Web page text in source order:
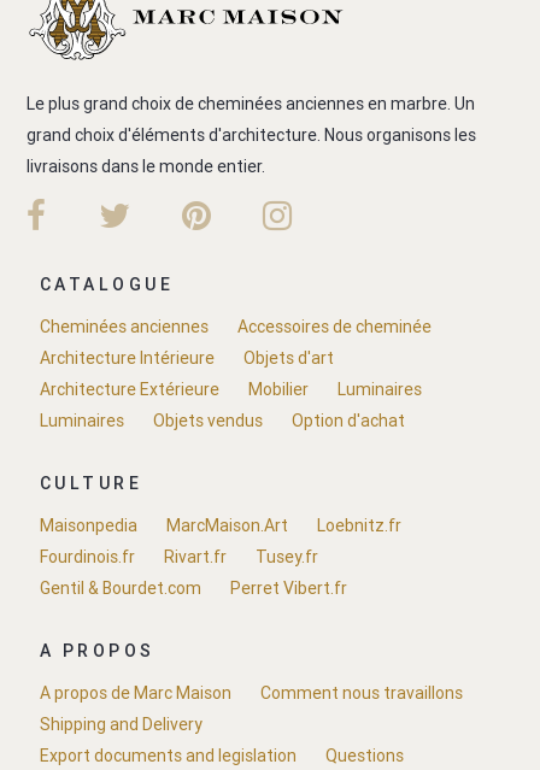
Le plus grand choix de cheminées anciennes en marbre. Un
grand choix d'éléments d'architecture. Nous organisons les
livraisons dans le monde entier.
CATALOGUE
Cheminées anciennes
Accessoires de cheminée
Architecture Intérieure
Objets d'art
Architecture Extérieure
Mobilier
Luminaires
Luminaires
Objets vendus Option d'achat
CULTURE
Maisonpedia
MarcMaison.Art
Loebnitz.fr
Fourdinois.fr
Rivart.fr
Tusey.fr
Gentil & Bourdet.com
Perret Vibert.fr
A PROPOS
A propos de Marc Maison
Comment nous travaillons
Shipping and Delivery
Export documents and legislation
Questions